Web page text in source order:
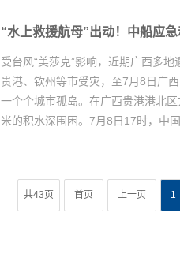
“水上救援航母”出动！中船应
受台风“美莎克”影响，近期广西多
贵港、钦州等市受灾，至7月8日广
一个个城市孤岛。在广西贵港港北
米的积水深围困。7月8日17时，中国
共43页 首页 上一页 1